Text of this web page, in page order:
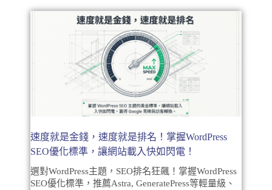
速度就是金錢，速度就是排名！掌握WordPress
SEO優化標準，讓網站載入快如閃電！
選對WordPress主題，SEO排名狂飆！掌握WordPress
SEO優化標準，推薦Astra, GeneratePress等輕量級、